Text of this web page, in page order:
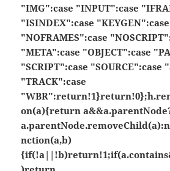
"IMG":case "INPUT":case
"ISINDEX":case
"NOFRAMES":case
"META":case "OBJECT":case
"SCRIPT":case "SOURCE":case
"TRACK":case
on(a){return
nction(a,b)